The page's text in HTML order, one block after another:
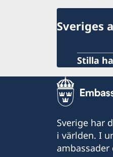
Sveriges
Stilla
Sverige har
i världen. I